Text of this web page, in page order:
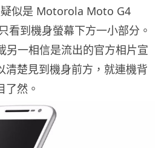
似是 Motorola Moto G4
看到機身螢幕下方一小部分。
另一相信是流出的官方相片宣
清楚見到機身前方，就連機背
了然。